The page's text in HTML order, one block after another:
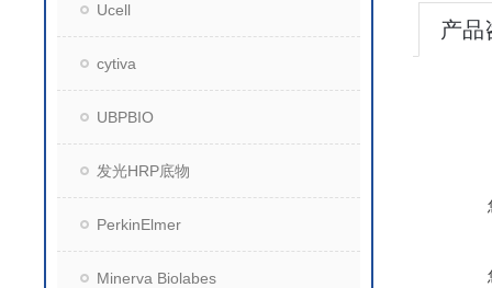
Ucell
cytiva
UBPBIO
发光HRP底物
PerkinElmer
Minerva Biolabes
产品